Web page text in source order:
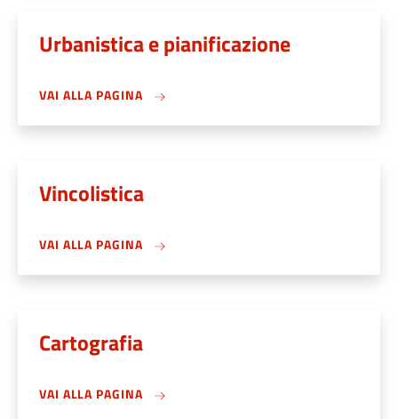
Urbanistica e pianificazione
VAI ALLA PAGINA
Vincolistica
VAI ALLA PAGINA
Cartografia
VAI ALLA PAGINA